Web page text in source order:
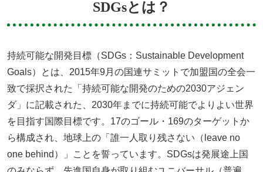
SDGsとは？
持続可能な開発目標（SDGs：Sustainable Development
Goals）とは、2015年9月の国連サミットで加盟国の全会一
致で採択された「持続可能な開発のための2030アジェン
ダ」に記載された、2030年までに持続可能でよりよい世界
を目指す国際目標です。17のゴール・169のターゲットか
ら構成され、地球上の「誰一人取り残さない（leave no
one behind）」ことを誓っています。SDGsは発展途上国